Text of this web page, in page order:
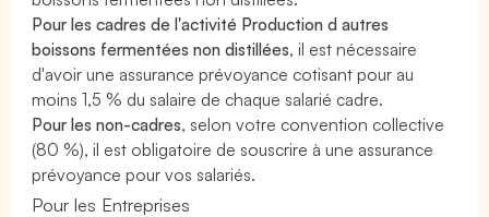
Pour les cadres de l'activité Production d autres
boissons fermentées non distillées, il est nécessaire
d'avoir une assurance prévoyance cotisant pour au
moins 1,5 % du salaire de chaque salarié cadre.
Pour les non-cadres, selon votre convention collective
(80 %), il est obligatoire de souscrire à une assurance
prévoyance pour vos salariés.
Pour les Entreprises